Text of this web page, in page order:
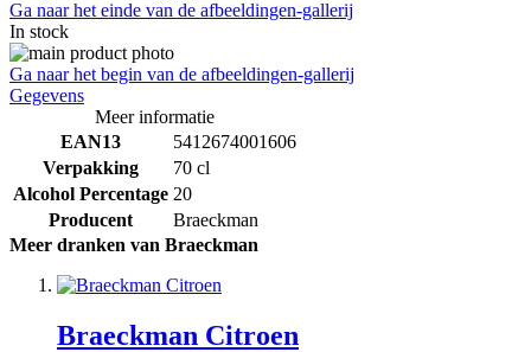
Ga naar het einde van de afbeeldingen-gallerij
In stock
Ga naar het begin van de afbeeldingen-gallerij
Gegevens
Meer informatie
EAN13
5412674001606
Verpakking
70 cl
Alcohol Percentage 20
Producent
Braeckman
Meer dranken van Braeckman
Braeckman Citroen